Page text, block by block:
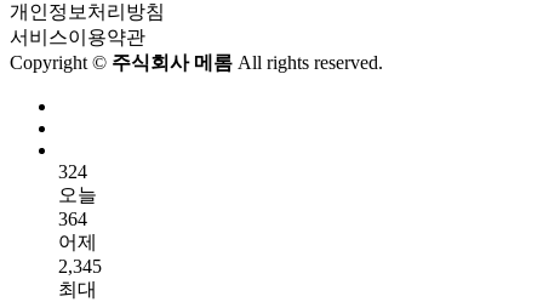
개인정보처리방침
서비스이용약관
Copyright © 주식회사 메롬 All rights reserved.
324
오늘
364
어제
2,345
최대